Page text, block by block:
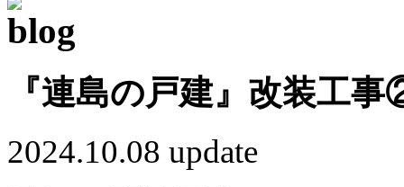
『連島の戸建』改装工
2024.10.08 update